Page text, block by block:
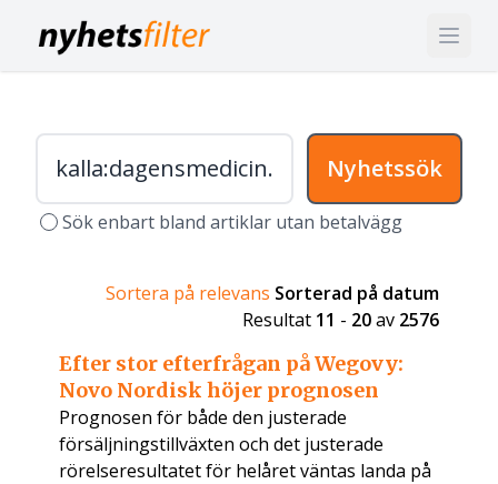
Nyhetssök
Sök enbart bland artiklar utan betalvägg
Sortera på relevans Sorterad på datum
Resultat 11 - 20av 2576
Efter stor efterfrågan på Wegovy:
Novo Nordisk höjer prognosen
Prognosen för både den justerade
försäljningstillväxten och det justerade
rörelseresultatet för helåret väntas landa på